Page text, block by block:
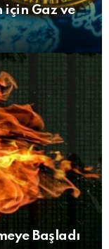
için Gaz ve
Başladı